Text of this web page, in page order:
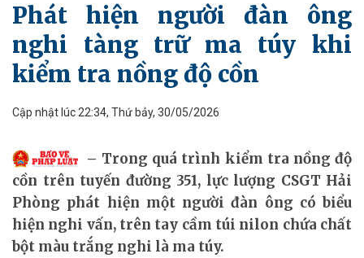
Phát hiện người đàn ông
nghi tàng trữ ma túy khi
kiểm tra nồng độ cồn
Cập nhật lúc 22:34, Thứ bảy, 30/05/2026
Trong quá trình kiểm tra nồng độ
cồn trên tuyến đường 351, lực lượng CSGT Hải
Phòng phát hiện một người đàn ông có biểu
hiện nghi vấn, trên tay cầm túi nilon chứa chất
bột màu trắng nghi là ma túy.